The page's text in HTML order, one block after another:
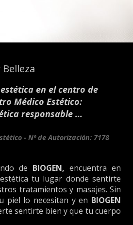
en el centro de
Médico Estético:
responsable ...
- Nº de Autorización: 7178
de BIOGEN, encuentra en
tu lugar donde sentirte
tratamientos y masajes. Sin
piel lo necesitan y en BIOGEN
sentirte bien y que tu cuerpo